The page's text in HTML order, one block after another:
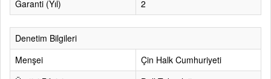
Garanti (Yıl)
2
Denetim Bilgileri
Menşei
Çin Halk Cumhuriyeti